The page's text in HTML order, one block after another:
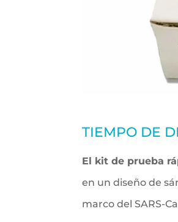
TIEMPO DE
El kit de prueba
en un diseño de
marco del SARS-